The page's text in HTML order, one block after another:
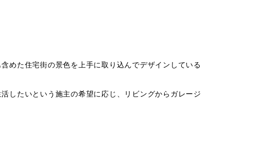
めた住宅街の景色を上手に取り込んでデザインしている
したいという施主の希望に応じ、リビングからガレージ